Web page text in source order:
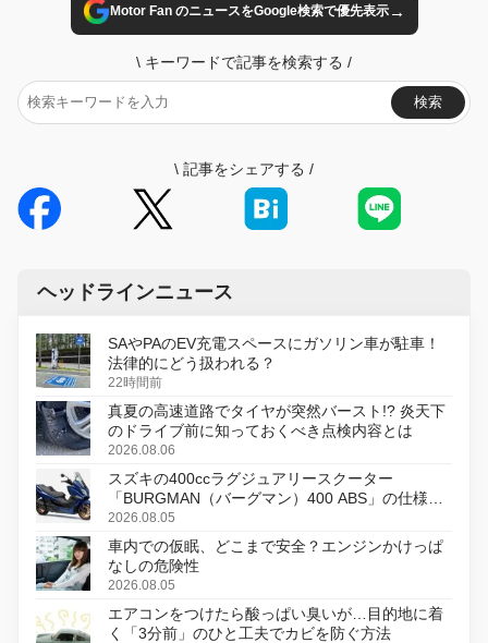
Motor Fan のニュースをGoogle検索で優先表示→
\ キーワードで記事を検索する /
検索
\ 記事をシェアする /
ヘッドラインニュース
SAやPAのEV充電スペースにガソリン車が駐車！
法律的にどう扱われる？
22時間前
真夏の高速道路でタイヤが突然バースト!? 炎天下
のドライブ前に知っておくべき点検内容とは
2026.08.06
スズキの400ccラグジュアリースクーター
「BURGMAN（バーグマン）400 ABS」の仕様を
変更し、8月18日に発売
2026.08.05
車内での仮眠、どこまで安全？エンジンかけっぱ
なしの危険性
2026.08.05
エアコンをつけたら酸っぱい臭いが…目的地に着
く「3分前」のひと工夫でカビを防ぐ方法